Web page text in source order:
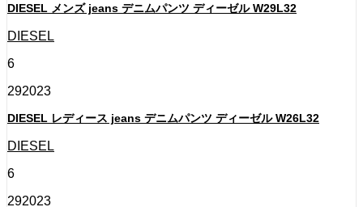
DIESEL メンズ jeans デニムパンツ ディーゼル W29L32
DIESEL
6
292023
DIESEL レディース jeans デニムパンツ ディーゼル W26L32
DIESEL
6
292023